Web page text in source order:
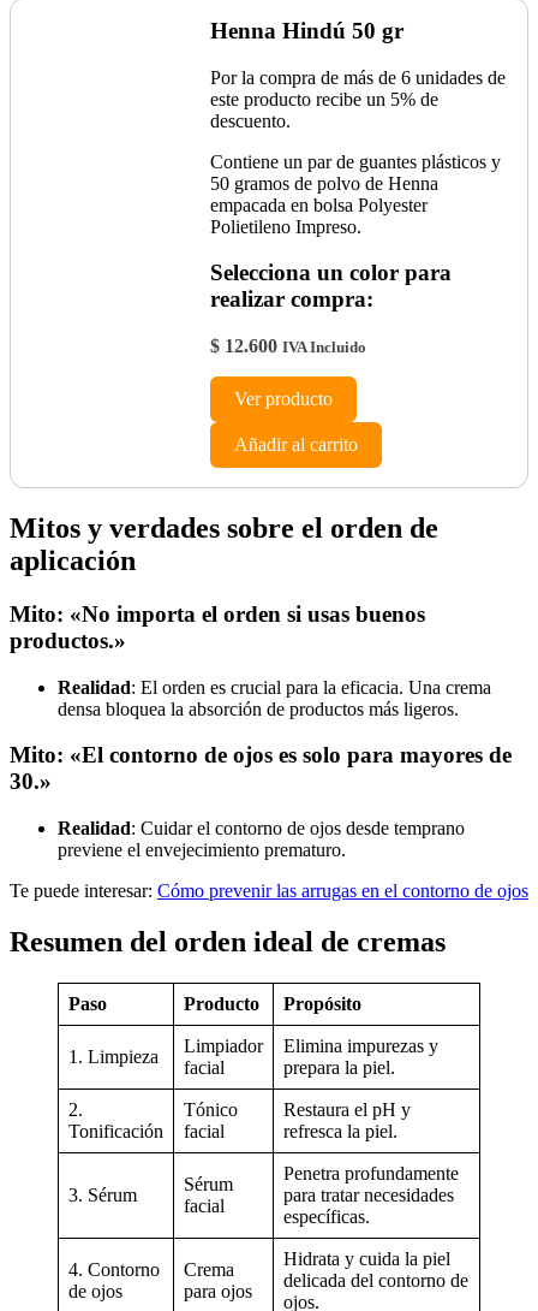
Henna Hindú 50 gr
Por la compra de más de 6 unidades de
este producto recibe un 5% de
descuento.
Contiene un par de guantes plásticos y
50 gramos de polvo de Henna
empacada en bolsa Polyester
Polietileno Impreso.
Selecciona un color para
realizar compra:
$ 12.600 IVA Incluido
Ver producto
Añadir al carrito
Mitos y verdades sobre el orden de
aplicación
Mito: «No importa el orden si usas buenos
productos.»
Realidad: El orden es crucial para la eficacia. Una crema
densa bloquea la absorción de productos más ligeros.
Mito: «El contorno de ojos es solo para mayores de
30.»
Realidad: Cuidar el contorno de ojos desde temprano
previene el envejecimiento prematuro.
Te puede interesar: Cómo prevenir las arrugas en el contorno de ojos
Resumen del orden ideal de cremas
Paso Producto Propósito
1. Limpieza
Limpiador
facial
Elimina impurezas y
prepara la piel.
2.
Tonificación
Tónico
facial
Restaura el pH y
refresca la piel.
3. Sérum
Sérum
facial
Penetra profundamente
para tratar necesidades
específicas.
4. Contorno
de ojos
Crema
para ojos
Hidrata y cuida la piel
delicada del contorno de
ojos.